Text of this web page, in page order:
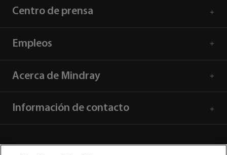
Centro de prensa
Empleos
Acerca de Mindray
Información de contacto